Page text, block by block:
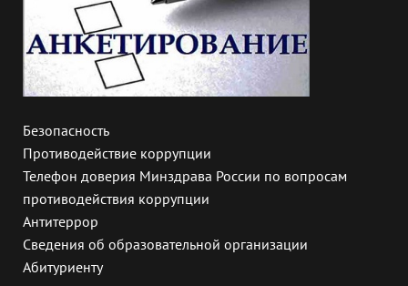
Безопасность
Противодействие коррупции
Телефон доверия Минздрава России по вопросам
противодействия коррупции
Антитеррор
Сведения об образовательной организации
Абитуриенту